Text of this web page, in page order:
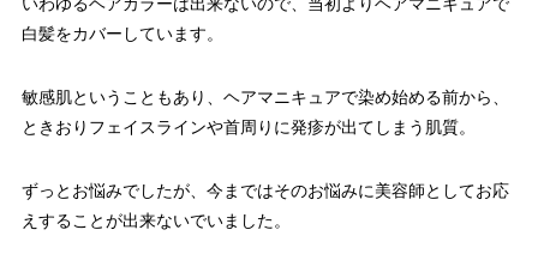
白髪をカバーしています。
敏感肌ということもあり、ヘアマニキュアで染め始める前から、
ときおりフェイスラインや首周りに発疹が出てしまう肌質。
ずっとお悩みでしたが、 今まではそのお悩みに美容師としてお応
えすることが出来ないでいました。